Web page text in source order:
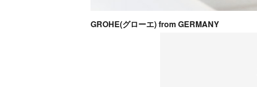
GROHE(グローエ) from GERMANY